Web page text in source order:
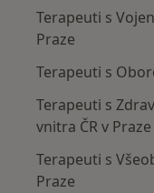
Terapeuti s
Praze
Terapeuti s
Terapeuti s
vnitra ČR v Praze
Terapeuti s
Praze